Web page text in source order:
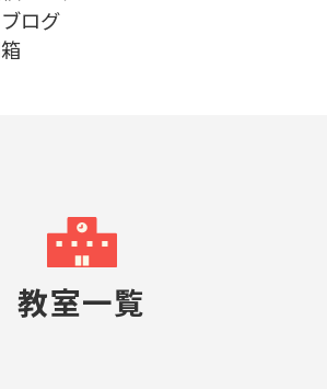
ログ
教室一覧